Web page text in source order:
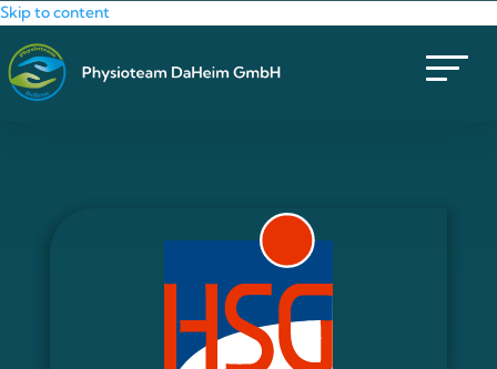
Skip to content